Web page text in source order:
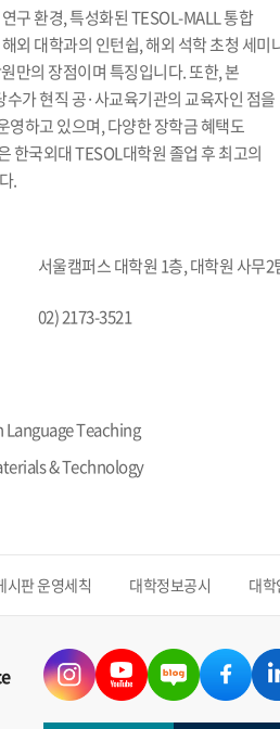
구 환경, 특성화된 TESOL-MALL 통합
외 대학과의 인턴쉽, 해외 석학 초청 세미
만의 장점이며 특징입니다. 또한, 본
가 현직 공·사교육기관의 교육자인 점을
영하고 있으며, 다양한 장학금 혜택도
한국외대 TESOL대학원 졸업 후 최고의
.
서울캠퍼스 대학원 1층, 대학원 사무2
02) 2173-3521
Teaching
& Technology
시판 운영세칙 대학정보공시 대